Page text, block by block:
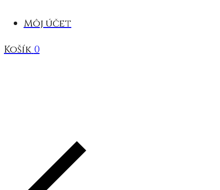
Môj účet
Košík 0